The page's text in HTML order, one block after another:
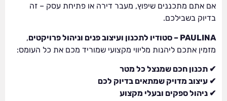
אם אתם מתכננים שיפוץ, מעבר דירה או פתיחת עסק – זה
בדיוק בשבילכם.
PAULINA – סטודיו לתכנון ועיצוב פנים וניהול פרויקטים
,
מזמין אתכם ליהנות מליווי מקצועי שמוריד מכם את כל העומס:
✔ תכנון חכם שמנצל כל מטר
✔ עיצוב מדויק שמתאים בדיוק לכם
✔ ניהול ספקים ובעלי מקצוע